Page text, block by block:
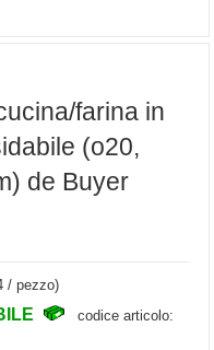
farina in
(o20,
de Buyer
/ pezzo)
codice articolo: